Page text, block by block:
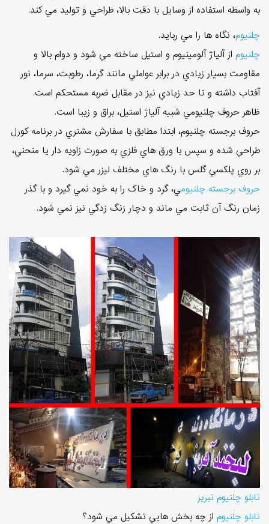
به واسطه استفاده از وسايل با دقت بالا، طراحي و توليد مي کند.
چلنيوم، نگاه ها را مي ربايد.
چلنيوم از آلياژ آلومينيوم و استيل ساخته مي شود و دوام بالا و
مقاومت بسيار زيادي در برابر عواملي مانند گرما، رطوبت، سرما، نور
آفتاب داشته و تا حد زيادي نيز در مقابل ضربه مستحکم است.
ظاهر حروف چلنيومي شبيه آلياژ استيل، براق و زيبا است.
حروف برجسته چلنيوم، ابتدا مطابق با سفارش مشتري در برنامه کورل
طراحي شده و سپس با ورق هاي فلزي به صورت زاويه دار يا منحني،
بر روي پلکسي گلس با رنگ هاي مختلف ليزر مي شود.
حروف برجسته چلنيومي، گرد و خاک را به خود نمي گيرد و با گذر
زمان رنگ آن ثابت مي ماند و دچار زنگ زدگي نيز نمي شود.
تابلو چلنيوم تبريز
تابلو چلنيوم از چه بخش هايي تشکيل مي شود؟